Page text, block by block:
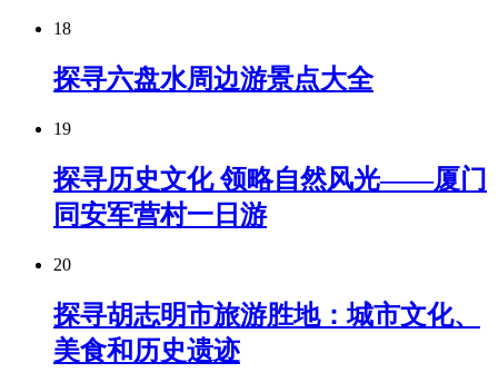
18
探寻六盘水周边游景点大全
19
探寻历史文化 领略自然风光——厦门
同安军营村一日游
20
探寻胡志明市旅游胜地：城市文化、
美食和历史遗迹